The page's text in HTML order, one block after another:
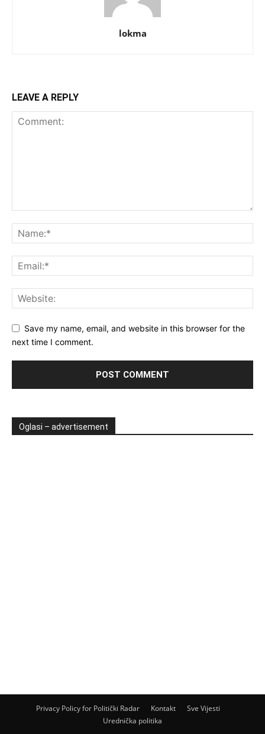
lokma
LEAVE A REPLY
Save my name, email, and website in this browser for the
next time I comment.
Oglasi – advertisement
Privacy Policy for Politički Radar Kontakt
Sve Vijesti
Urednička politika